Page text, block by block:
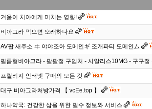
겨울이 치아에게 미치는 영향!
비아그라 먹으면 오래하나요
AV팝 새주소 ヰ 야야조아 도메인ギ 조개파티 도메인ム
필름형비아그라 - 팔팔정 구입처 - 시알리스10MG - 구구
프릴리지 인터넷 구매의 모든 것
대구 비아그라처방가격 【 vcEe.top 】
하나약국: 건강한 삶을 위한 필수 정보와 서비스